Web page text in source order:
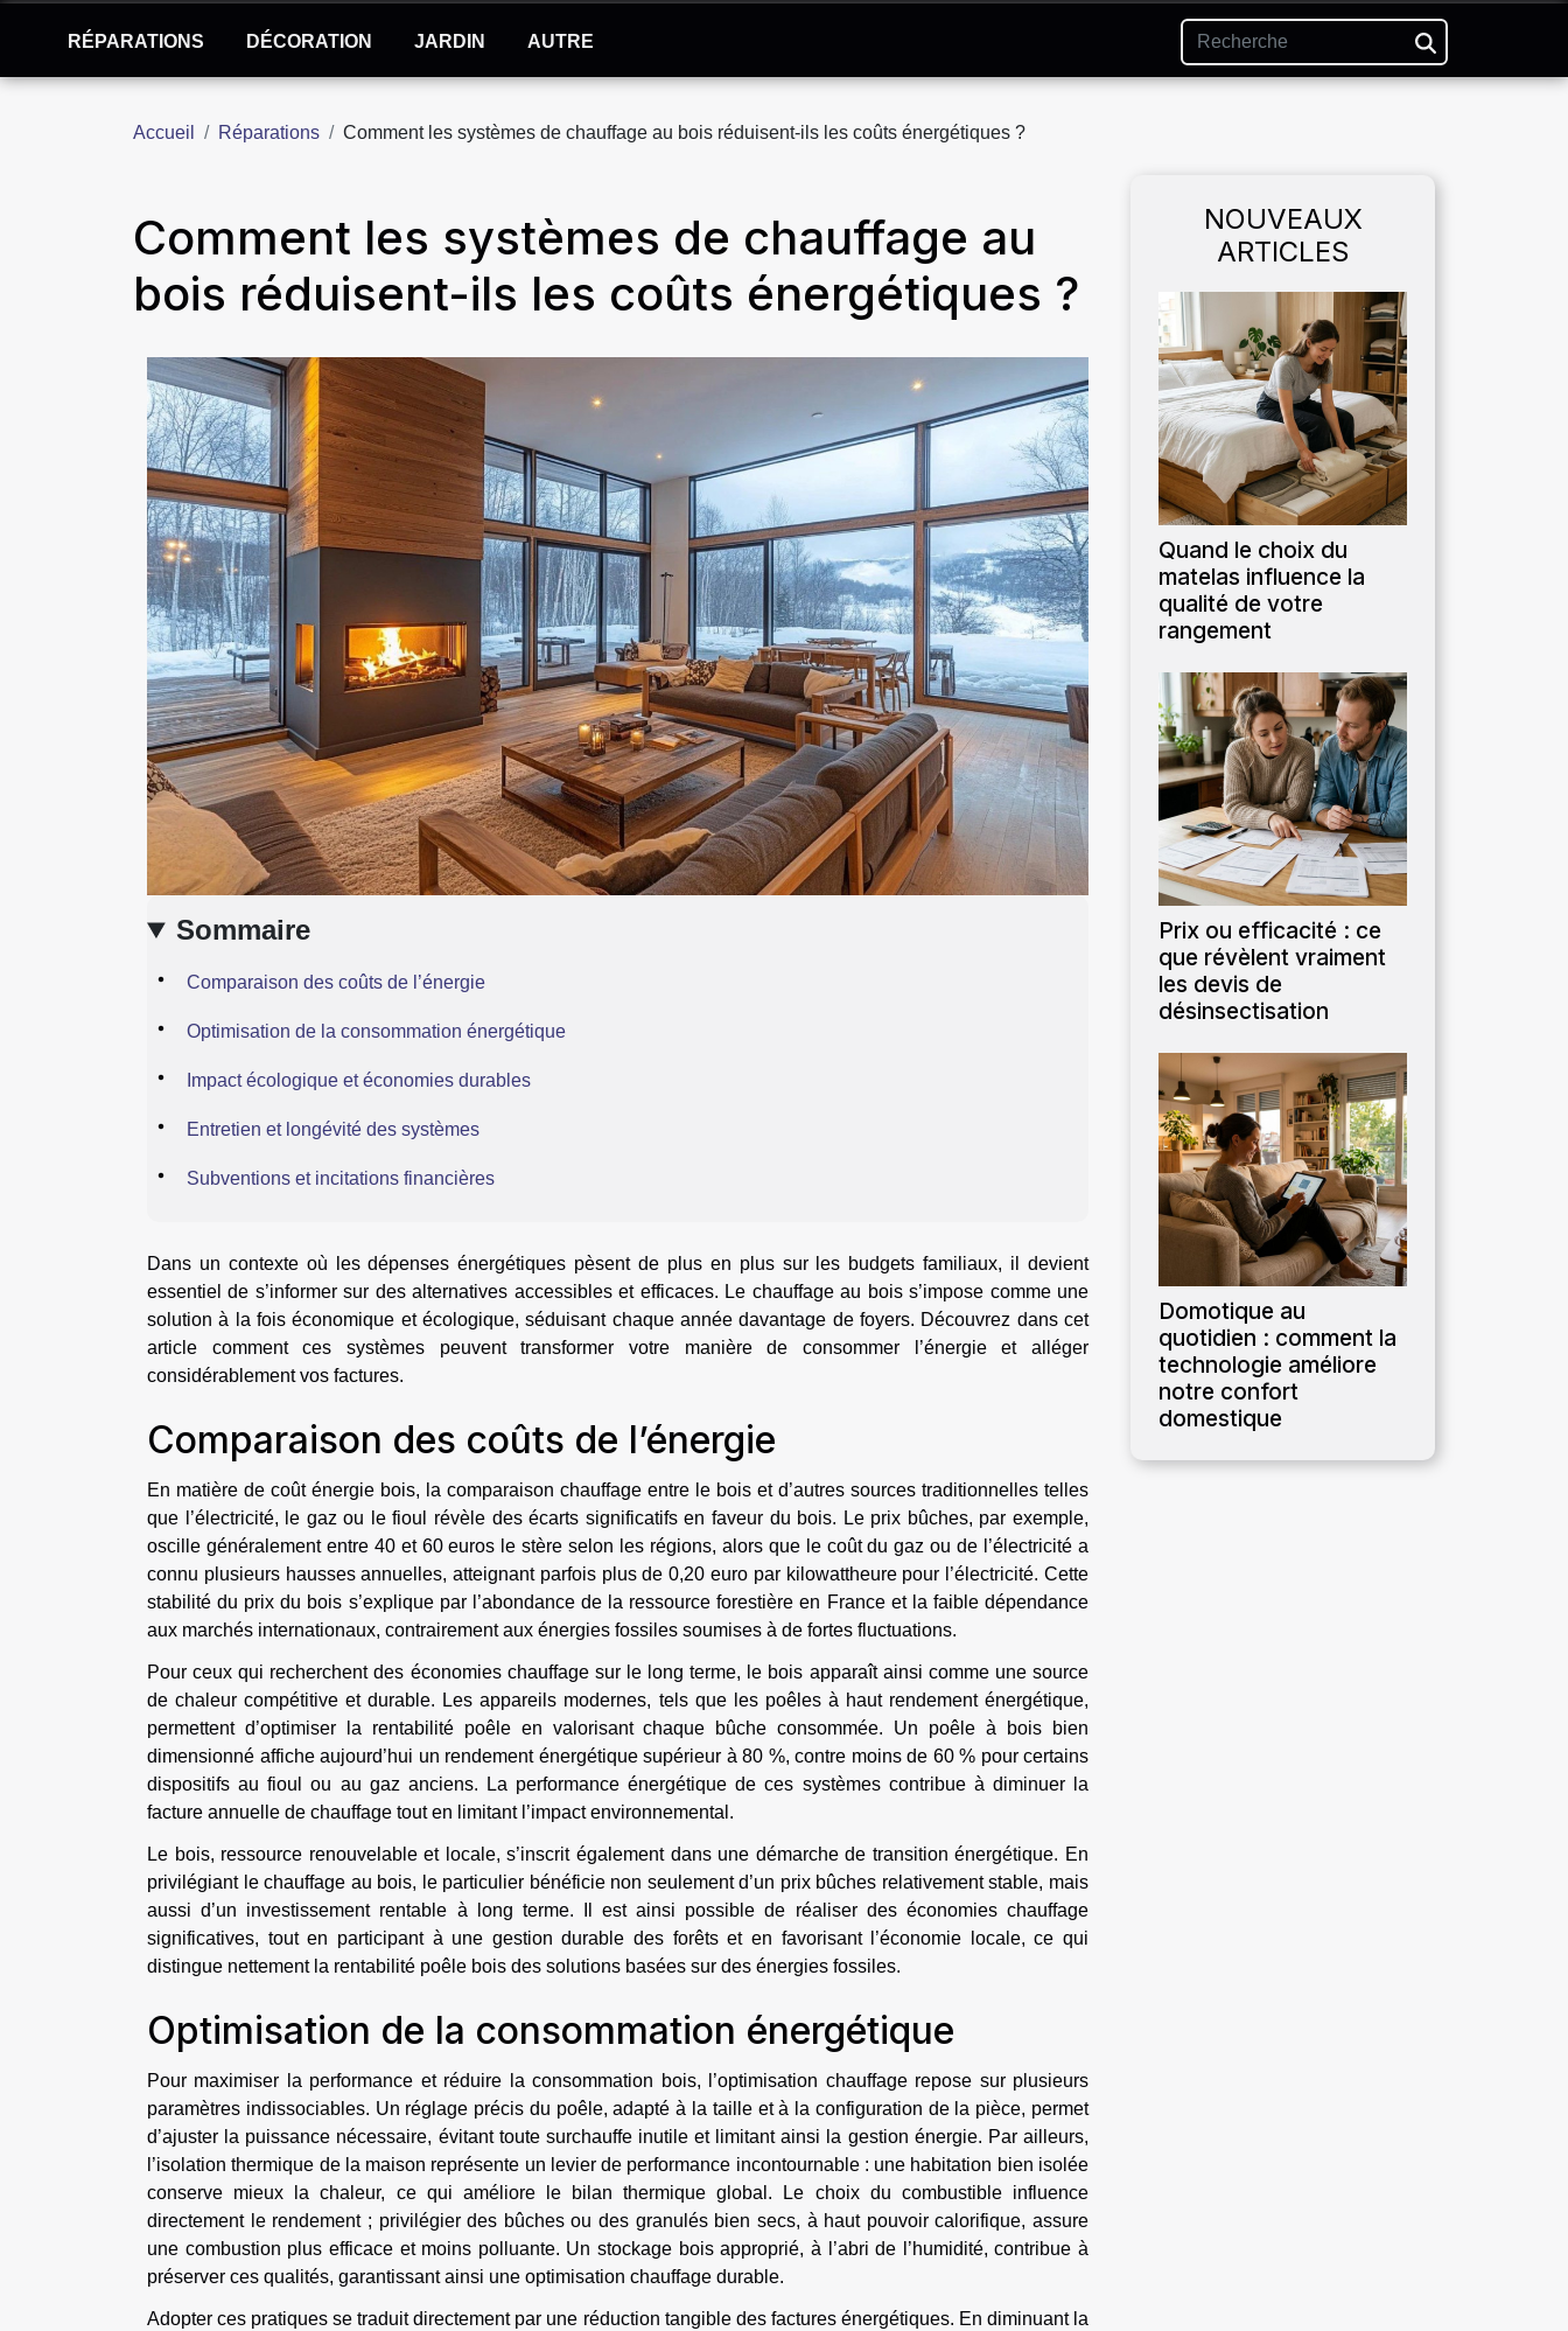
RÉPARATIONS DÉCORATION JARDIN AUTRE
Accueil Réparations Comment les systèmes de chauffage au bois réduisent-ils les coûts énergétiques ?
Comment les systèmes de chauffage au
bois réduisent-ils les coûts énergétiques ?
Sommaire
Comparaison des coûts de l’énergie
Optimisation de la consommation énergétique
Impact écologique et économies durables
Entretien et longévité des systèmes
Subventions et incitations financières
Dans un contexte où les dépenses énergétiques pèsent de plus en plus sur les budgets familiaux, il devient
essentiel de s’informer sur des alternatives accessibles et efficaces. Le chauffage au bois s’impose comme une
solution à la fois économique et écologique, séduisant chaque année davantage de foyers. Découvrez dans cet
article comment ces systèmes peuvent transformer votre manière de consommer l’énergie et alléger
considérablement vos factures.
Comparaison des coûts de l’énergie
En matière de coût énergie bois, la comparaison chauffage entre le bois et d’autres sources traditionnelles telles
que l’électricité, le gaz ou le fioul révèle des écarts significatifs en faveur du bois. Le prix bûches, par exemple,
oscille généralement entre 40 et 60 euros le stère selon les régions, alors que le coût du gaz ou de l’électricité a
connu plusieurs hausses annuelles, atteignant parfois plus de 0,20 euro par kilowattheure pour l’électricité. Cette
stabilité du prix du bois s’explique par l’abondance de la ressource forestière en France et la faible dépendance
aux marchés internationaux, contrairement aux énergies fossiles soumises à de fortes fluctuations.
Pour ceux qui recherchent des économies chauffage sur le long terme, le bois apparaît ainsi comme une source
de chaleur compétitive et durable. Les appareils modernes, tels que les poêles à haut rendement énergétique,
permettent d’optimiser la rentabilité poêle en valorisant chaque bûche consommée. Un poêle à bois bien
dimensionné affiche aujourd’hui un rendement énergétique supérieur à 80 %, contre moins de 60 % pour certains
dispositifs au fioul ou au gaz anciens. La performance énergétique de ces systèmes contribue à diminuer la
facture annuelle de chauffage tout en limitant l’impact environnemental.
Le bois, ressource renouvelable et locale, s’inscrit également dans une démarche de transition énergétique. En
privilégiant le chauffage au bois, le particulier bénéficie non seulement d’un prix bûches relativement stable, mais
aussi d’un investissement rentable à long terme. Il est ainsi possible de réaliser des économies chauffage
significatives, tout en participant à une gestion durable des forêts et en favorisant l’économie locale, ce qui
distingue nettement la rentabilité poêle bois des solutions basées sur des énergies fossiles.
Optimisation de la consommation énergétique
Pour maximiser la performance et réduire la consommation bois, l’optimisation chauffage repose sur plusieurs
paramètres indissociables. Un réglage précis du poêle, adapté à la taille et à la configuration de la pièce, permet
d’ajuster la puissance nécessaire, évitant toute surchauffe inutile et limitant ainsi la gestion énergie. Par ailleurs,
l’isolation thermique de la maison représente un levier de performance incontournable : une habitation bien isolée
conserve mieux la chaleur, ce qui améliore le bilan thermique global. Le choix du combustible influence
directement le rendement ; privilégier des bûches ou des granulés bien secs, à haut pouvoir calorifique, assure
une combustion plus efficace et moins polluante. Un stockage bois approprié, à l’abri de l’humidité, contribue à
préserver ces qualités, garantissant ainsi une optimisation chauffage durable.
Adopter ces pratiques se traduit directement par une réduction tangible des factures énergétiques. En diminuant la
NOUVEAUX
ARTICLES
Quand le choix du
matelas influence la
qualité de votre
rangement
Prix ou efficacité : ce
que révèlent vraiment
les devis de
désinsectisation
Domotique au
quotidien : comment la
technologie améliore
notre confort
domestique